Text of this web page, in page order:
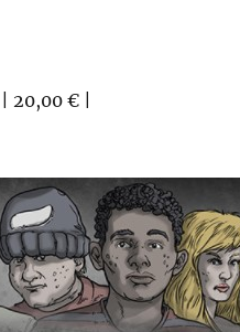
20,00 € |